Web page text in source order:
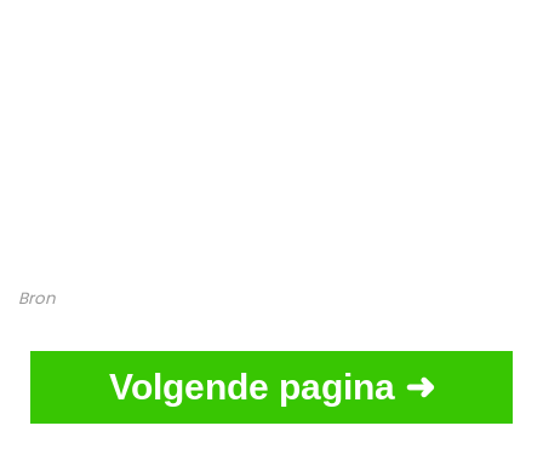
Bron
Volgende pagina ➜